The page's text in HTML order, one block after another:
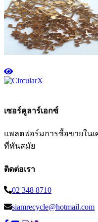
เซอร์คูลาร์เอกซ์
แพลตฟอร์มการซื้อขายในเ
ที่ทันสมัย
ติดต่อเรา
02 348 8710
siamrecycle@hotmail.com